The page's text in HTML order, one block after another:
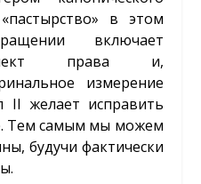
в этом
включает
права и,
измерение
желает исправить
Тем самым мы можем
будучи фактически